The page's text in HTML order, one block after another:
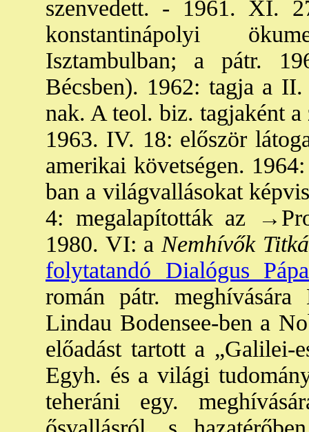
szenvedett. - 1961. XI.
konstantinápolyi
Isztambulban; a pátr.
Bécsben). 1962: tagja a
nak. A teol. biz. tagjaként a
1963. IV. 18: először
amerikai követségen.
ban a világvallásokat
4: megalapították az
1980. VI: a Nemhívők
folytatandó Dialógus
román pátr.
Lindau Bodensee-ben a
előadást tartott a „Galilei-
Egyh. és a világi
teheráni egy.